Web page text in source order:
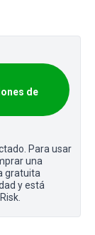
de
Para usar
una
gratuita
y está